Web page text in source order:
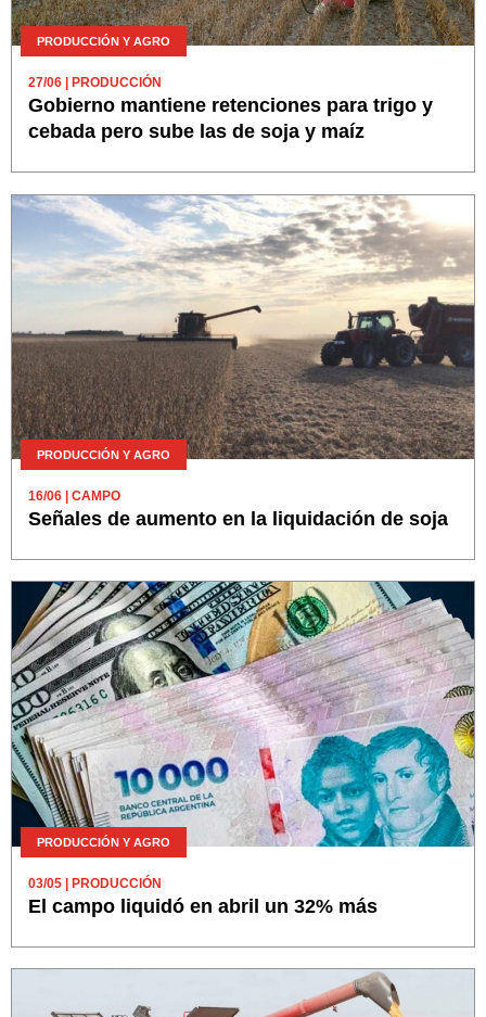
PRODUCCIÓN Y AGRO
27/06 | PRODUCCIÓN
Gobierno mantiene retenciones para trigo y
cebada pero sube las de soja y maíz
PRODUCCIÓN Y AGRO
16/06 | CAMPO
Señales de aumento en la liquidación de soja
PRODUCCIÓN Y AGRO
03/05 | PRODUCCIÓN
El campo liquidó en abril un 32% más